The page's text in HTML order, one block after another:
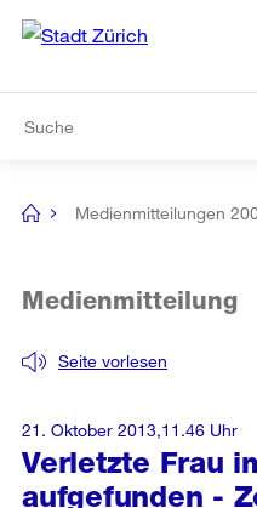
Navigation
[no
Medienmitteilungen
Verletzte Frau
aufgefunden -
Seite vorlesen
Medienmitteilung
21. Oktober 2013,11.46 Uhr